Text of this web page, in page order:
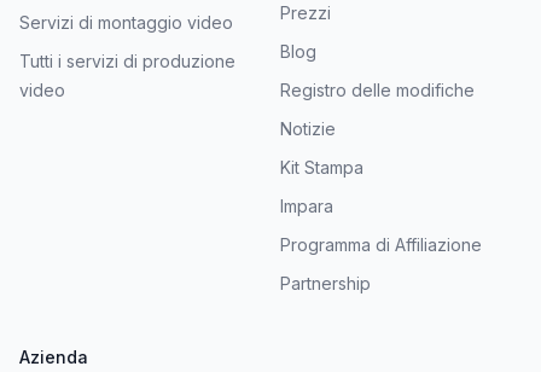
Servizi di montaggio video
Tutti i servizi di produzione
video
Prezzi
Blog
Registro delle modifiche
Notizie
Kit Stampa
Impara
Programma di Affiliazione
Partnership
Azienda